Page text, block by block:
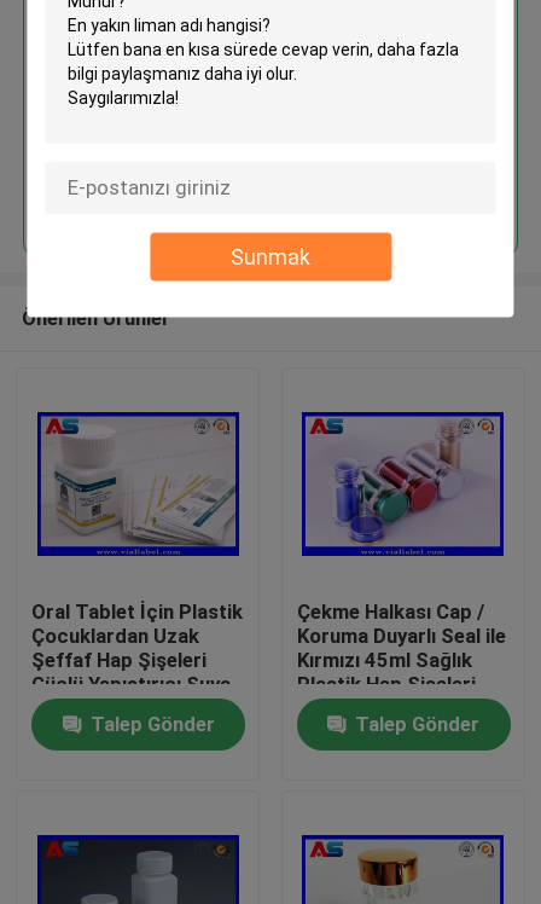
Sunmak
Ev
Hakkımızda
PET Eczane Beyaz 50ml Plastik
Hap Şişeleri Vuruş Kapaklı Kare
Şekil Basınç Duyarlı Mühür
Devam et
Önerilen Ürünler
Oral Tablet İçin Plastik
Çocuklardan Uzak
Şeffaf Hap Şişeleri
Güçlü Yapıştırıcı Suya
Dayanıklı
Talep Gönder
Çekme Halkası Cap /
Koruma Duyarlı Seal ile
Kırmızı 45ml Sağlık
Plastik Hap Şişeleri
Talep Gönder